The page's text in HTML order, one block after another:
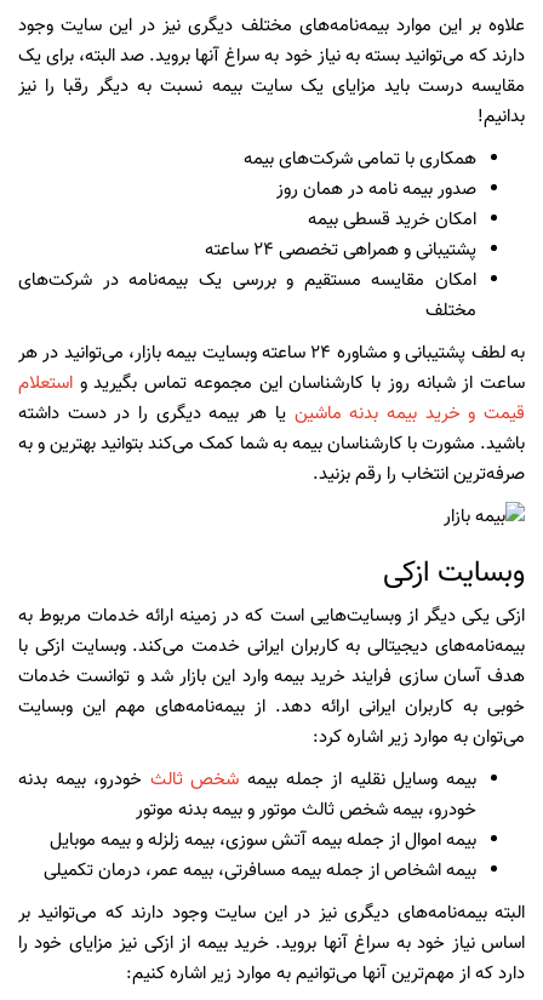
علاوه بر این موارد بیمه‌نامه‌های مختلف دیگری نیز در این سایت وجود
دارند که می‌توانید بسته به نیاز خود به سراغ آنها بروید. صد البته، برای یک
مقایسه درست باید مزایای یک سایت بیمه نسبت به دیگر رقبا را نیز
بدانیم!
همکاری با تمامی شرکت‌های بیمه
صدور بیمه نامه در همان روز
امکان خرید قسطی بیمه
پشتیبانی و همراهی تخصصی ۲۴ ساعته
امکان مقایسه مستقیم و بررسی یک بیمه‌نامه در شرکت‌های
مختلف
به لطف پشتیبانی و مشاوره 24 ساعته وبسایت بیمه بازار، می‌توانید در هر
ساعت از شبانه روز با کارشناسان این مجموعه تماس بگیرید و استعلام
قیمت و خرید بیمه بدنه ماشین یا هر بیمه دیگری را در دست داشته
باشید. مشورت با کارشناسان بیمه به شما کمک می‌کند بتوانید بهترین و به
صرفه‌ترین انتخاب را رقم بزنید.
وبسایت ازکی
ازکی یکی دیگر از وبسایت‌هایی است که در زمینه ارائه خدمات مربوط به
بیمه‌نامه‌های دیجیتالی به کاربران ایرانی خدمت می‌کند. وبسایت ازکی با
هدف آسان سازی فرایند خرید بیمه وارد این بازار شد و توانست خدمات
خوبی به کاربران ایرانی ارائه دهد. از بیمه‌نامه‌های مهم این وبسایت
می‌توان به موارد زیر اشاره کرد:
بیمه وسایل نقلیه از جمله بیمه شخص ثالث خودرو، بیمه بدنه
خودرو، بیمه شخص ثالث موتور و بیمه بدنه موتور
بیمه اموال از جمله بیمه آتش سوزی، بیمه زلزله و بیمه موبایل
بیمه اشخاص از جمله بیمه مسافرتی، بیمه عمر، درمان تکمیلی
البته بیمه‌نامه‌های دیگری نیز در این سایت وجود دارند که می‌توانید بر
اساس نیاز خود به سراغ آنها بروید. خرید بیمه از ازکی نیز مزایای خود را
دارد که از مهم‌ترین آنها می‌توانیم به موارد زیر اشاره کنیم: